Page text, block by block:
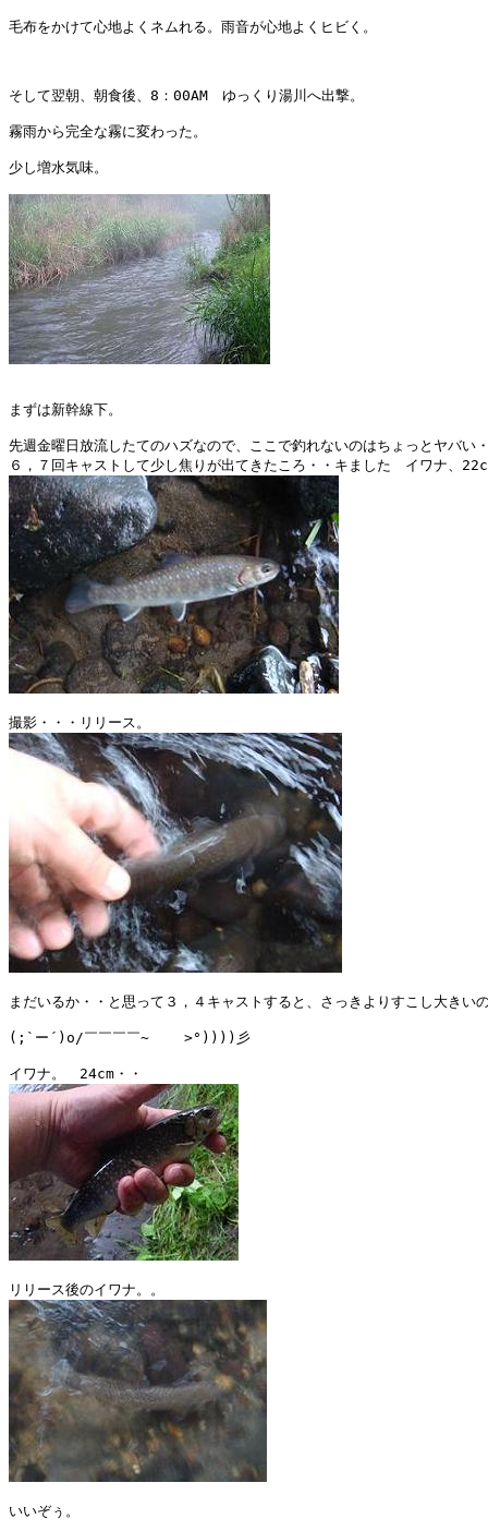
毛布をかけて心地よくネムれる。雨音が心地よくヒビく。
そして翌朝、朝食後、8：00AM　ゆっくり湯川へ出撃。
霧雨から完全な霧に変わった。
少し増水気味。
まずは新幹線下。
先週金曜日放流したてのハズなので、ここで釣れないのはちょっとヤバい
まだいるか・・と思って３，４キャストすると、さっきよりすこし大きい
(;`ー´)o/￣￣￣￣~    >°))))彡
いいぞぅ。